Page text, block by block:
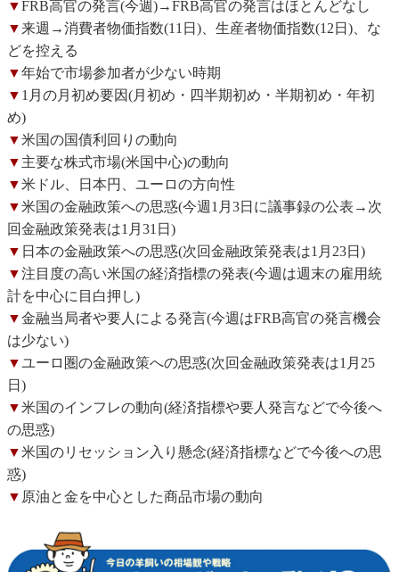
▼FRB高官の発言(今週)→FRB高官の発言はほとんどなし
▼来週→消費者物価指数(11日)、生産者物価指数(12日)、な
どを控える
▼年始で市場参加者が少ない時期
▼ 1月の月初め要因(月初め・四半期初め・半期初め・年初
め)
▼米国の国債利回りの動向
▼ 主要な株式市場(米国中心)の動向
▼米ドル、日本円、ユーロの方向性
▼米国の金融政策への思惑(今週1月3日に議事録の公表→次
回金融政策発表は1月31日)
▼ 日本の金融政策への思惑(次回金融政策発表は1月23日)
▼注目度の高い米国の経済指標の発表(今週は週末の雇用統
計を中心に目白押し)
▼金融当局者や要人による発言(今週はFRB高官の発言機会
は少ない)
▼ユーロ圏の金融政策への思惑(次回金融政策発表は1月25
日)
▼米国のインフレの動向(経済指標や要人発言などで今後へ
の思惑)
▼米国のリセッション入り懸念(経済指標などで今後への思
惑)
▼ 原油と金を中心とした商品市場の動向